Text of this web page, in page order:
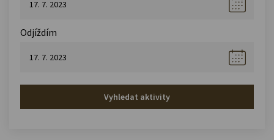
Odjíždím
Vyhledat aktivity